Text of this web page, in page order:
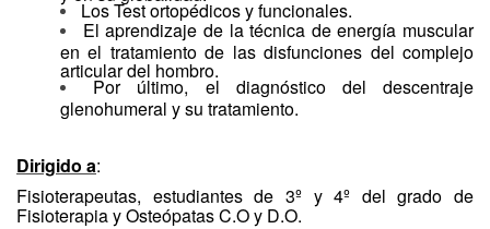
Los Test ortopédicos y funcionales.
El aprendizaje de la técnica de energía muscular
en el tratamiento de las disfunciones del complejo
articular del hombro.
Por último, el diagnóstico del descentraje
glenohumeral y su tratamiento.
Dirigido a:
Fisioterapeutas, estudiantes de 3º y 4º del grado de
Fisioterapia y Osteópatas C.O y D.O.